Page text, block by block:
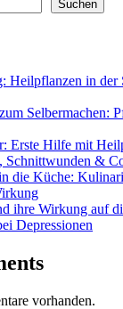
Suchen
Heilpflanzen in der
Selbermachen:
Erste Hilfe mit
Schnittwunden &
die Küche:
ihre Wirkung auf
Depressionen
vorhanden.